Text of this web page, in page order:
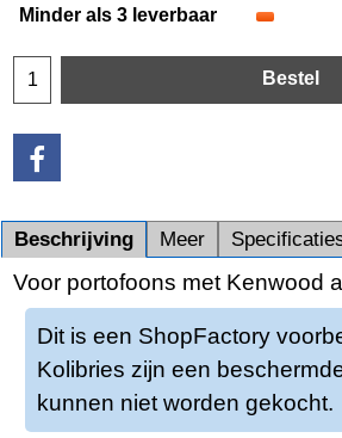
Minder als 3 leverbaar
Bestel
Beschrijving Meer
Voor portofoons met Kenwood
Dit is een ShopFactory
Kolibries zijn een
kunnen niet worden gekocht.